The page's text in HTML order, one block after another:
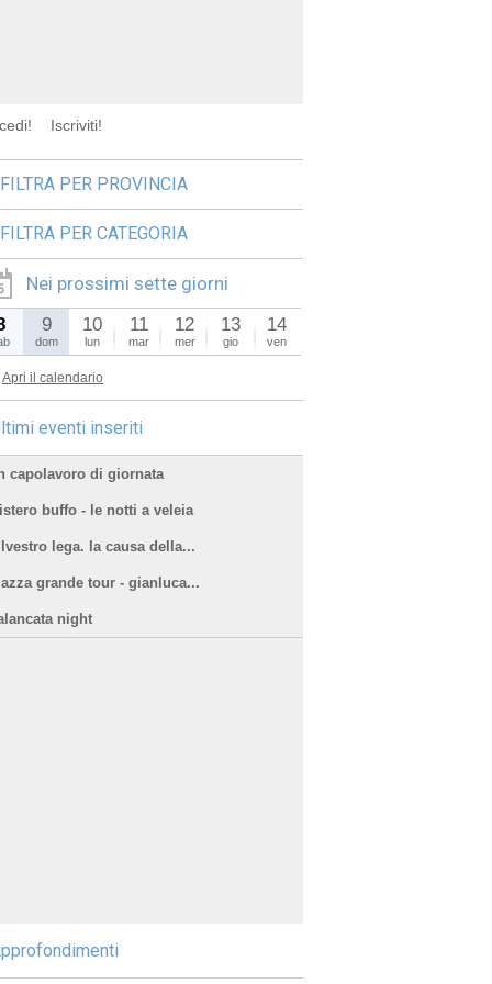
Iscriviti!
FILTRA PER PROVINCIA
FILTRA PER CATEGORIA
Nei prossimi sette giorni
9
dom
10
lun
11
mar
12
mer
13
gio
14
ven
Apri il calendario
eventi inseriti
capolavoro di giornata
buffo - le notti a veleia
lega. la causa della...
grande tour - gianluca...
night